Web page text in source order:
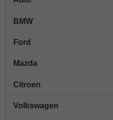
BMW
Ford
Mazda
Citroen
Volkswagen